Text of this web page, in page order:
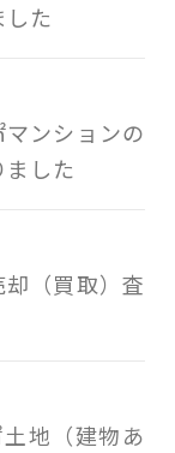
た
ンションの
した
（買取）査
地（建物あ